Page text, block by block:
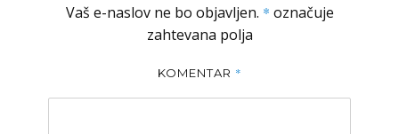
Vaš e-naslov ne bo objavljen. * označuje
zahtevana polja
KOMENTAR *